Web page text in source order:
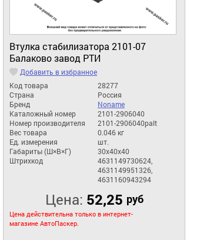
Втулка стабилизатора 2101-07
Балаково завод РТИ
Добавить в избранное
Код товара
28277
Страна
Россия
Бренд
Noname
Каталожный номер
2101-2906040
Номер производителя
2101-2906040palt
Вес товара
0.046 кг
Ед. измерения
шт.
Габариты (Ш×В×Г)
30x40x40
Штрихкод
4631149730624,
4631149951326,
4631160943294
Цена: 52,25 руб
Цена действительна только в интернет-
магазине АвтоПаскер.